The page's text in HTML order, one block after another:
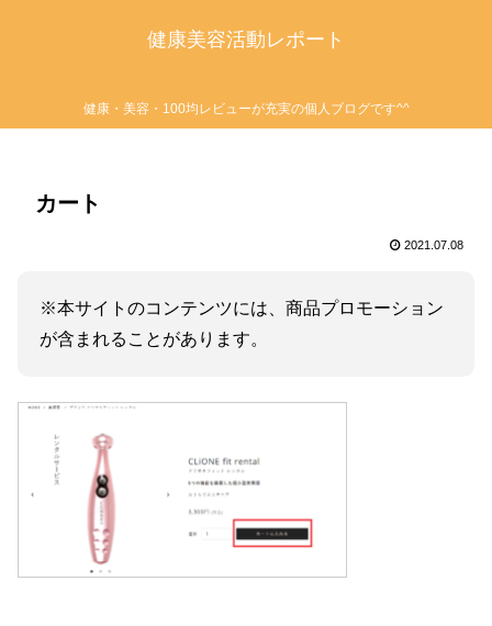
健康美容活動レポート
健康・美容・100均レビューが充実の個人ブログです^^
カート
2021.07.08
※本サイトのコンテンツには、商品プロモーション
が含まれることがあります。